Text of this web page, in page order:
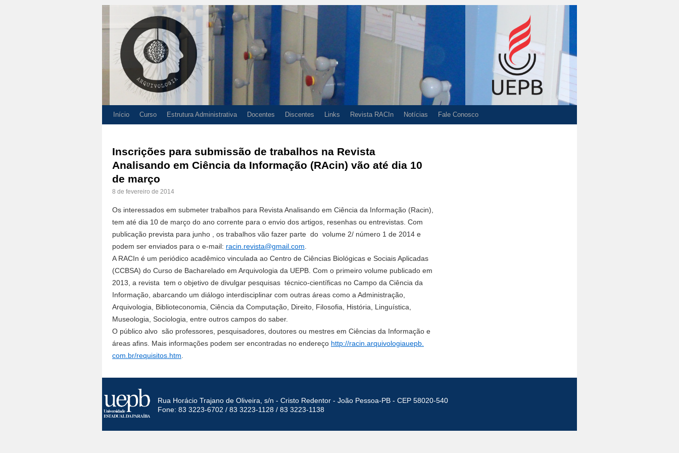
Início Curso Estrutura Administrativa Docentes Discentes Links Revista RACIn Notícias Fale Conosco
Inscrições para submissão de trabalhos na Revista
Analisando em Ciência da Informação (RAcin) vão até dia 10
de março
8 de fevereiro de 2014
Os interessados em submeter trabalhos para Revista Analisando em Ciência da Informação (Racin),
tem até dia 10 de março do ano corrente para o envio dos artigos, resenhas ou entrevistas. Com
publicação prevista para junho , os trabalhos vão fazer parte do volume 2/ número 1 de 2014 e
podem ser enviados para o e-mail: racin.revista@gmail.com
A RACIn é um periódico acadêmico vinculada ao Centro de Ciências Biológicas e Sociais Aplicadas
(CCBSA) do Curso de Bacharelado em Arquivologia da UEPB. Com o primeiro volume publicado em
2013, a revista tem o objetivo de divulgar pesquisas técnico-científicas no Campo da Ciência da
Informação, abarcando um diálogo interdisciplinar com outras áreas como a Administração,
Arquivologia, Biblioteconomia, Ciência da Computação, Direito, Filosofia, História, Linguística,
Museologia, Sociologia, entre outros campos do saber.
O público alvo são professores, pesquisadores, doutores ou mestres em Ciências da Informação e
áreas afins. Mais informações podem ser encontradas no endereço http://racin.arquivologiauepb.
com.br/requisitos.htm
Rua Horácio Trajano de Oliveira, s/n - Cristo Redentor - João Pessoa-PB - CEP 58020-540
Fone: 83 3223-6702 / 83 3223-1128 / 83 3223-1138